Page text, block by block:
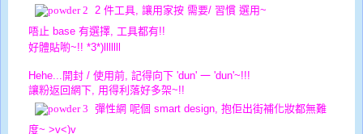
2 件工具, 讓用家按 需要/ 習慣 選用~
唔止 base 有選擇, 工具都有!!
好體貼喲~!! *3*)lllllll
Hehe...
開封 / 使用前, 記得向下 'dun' 一 'dun'~!!!
讓粉返回網下, 用得利落好多架~!!
彈性網 呢個 smart design, 抱佢出街補化妝都無難
度~ >v<)v